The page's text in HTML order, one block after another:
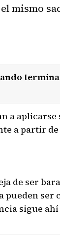
mismo
a aplicarse
a partir de
de ser
pueden ser
sigue ahí